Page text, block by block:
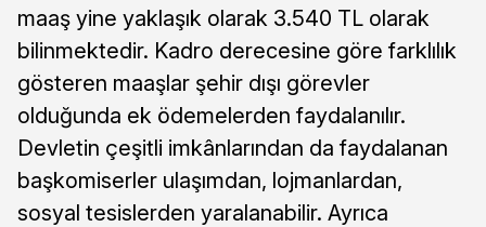
maaş yine yaklaşık olarak 3.540 TL olarak
bilinmektedir. Kadro derecesine göre farklılık
gösteren maaşlar şehir dışı görevler
olduğunda ek ödemelerden faydalanılır.
Devletin çeşitli imkânlarından da faydalanan
başkomiserler ulaşımdan, lojmanlardan,
sosyal tesislerden yaralanabilir. Ayrıca